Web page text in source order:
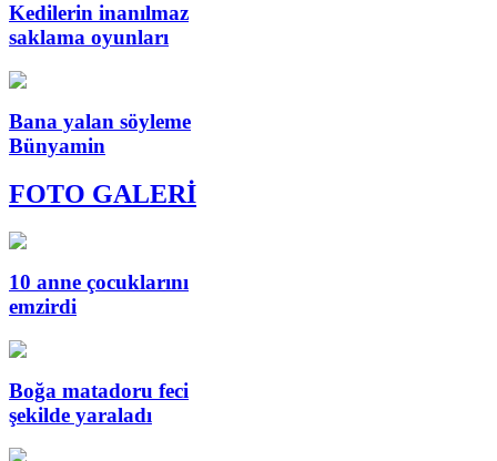
Kedilerin inanılmaz
saklama oyunları
Bana yalan söyleme
Bünyamin
FOTO GALERİ
10 anne çocuklarını
emzirdi
Boğa matadoru feci
şekilde yaraladı